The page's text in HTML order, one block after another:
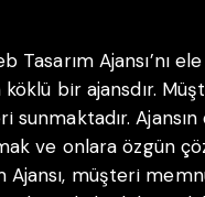
Tasarım Ajansı’nı
bir ajansdır.
sunmaktadır.
ve onlara özgün
Ajansı, müşteri